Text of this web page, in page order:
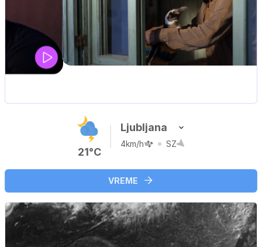
MOJ PRIJATELJ PINGVIN
21°C
Ljubljana
4km/h SZ
VREME